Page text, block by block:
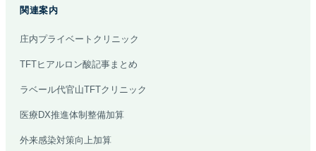
関連案内
庄内プライベートクリニック
TFTヒアルロン酸記事まとめ
ラベール代官山TFTクリニック
医療DX推進体制整備加算
外来感染対策向上加算
療時間、美容の問い合わせ先、受診科の
目安をご案内できます。
内情報だけを使って回答します。